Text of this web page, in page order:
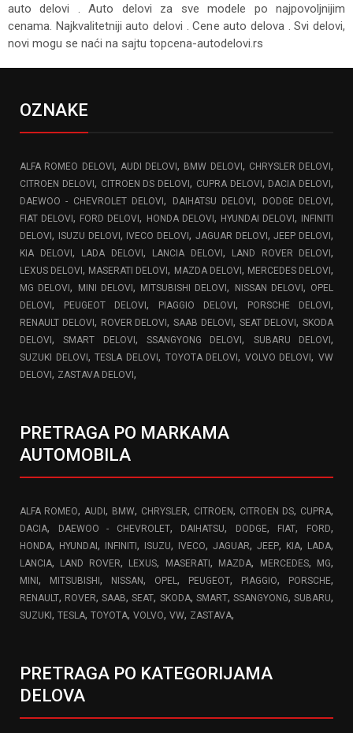
auto delovi . Auto delovi za sve modele po najpovoljnijim
cenama. Najkvalitetniji auto delovi . Cene auto delova . Svi delovi,
novi mogu se naći na sajtu topcena-autodelovi.rs
OZNAKE
ALFA ROMEO DELOVI, AUDI DELOVI, BMW DELOVI, CHRYSLER DELOVI,
CITROEN DELOVI, CITROEN DS DELOVI, CUPRA DELOVI, DACIA DELOVI,
DAEWOO - CHEVROLET DELOVI, DAIHATSU DELOVI, DODGE DELOVI,
FIAT DELOVI, FORD DELOVI, HONDA DELOVI, HYUNDAI DELOVI, INFINITI
DELOVI, ISUZU DELOVI, IVECO DELOVI, JAGUAR DELOVI,JEEP DELOVI,
KIA DELOVI, LADA DELOVI, LANCIA DELOVI, LAND ROVER DELOVI,
LEXUS DELOVI, MASERATI DELOVI, MAZDA DELOVI, MERCEDES DELOVI,
MG DELOVI, MINI DELOVI, MITSUBISHI DELOVI, NISSAN DELOVI, OPEL
DELOVI, PEUGEOT DELOVI, PIAGGIO DELOVI, PORSCHE DELOVI,
RENAULT DELOVI, ROVER DELOVI, SAAB DELOVI, SEAT DELOVI, SKODA
DELOVI,SMART DELOVI,SSANGYONG DELOVI, SUBARU DELOVI,
SUZUKI DELOVI,TESLA DELOVI, TOYOTA DELOVI, VOLVO DELOVI, VW
DELOVI, ZASTAVA DELOVI,
PRETRAGA PO MARKAMA
AUTOMOBILA
ALFA ROMEO, AUDI, BMW, CHRYSLER, CITROEN, CITROEN DS, CUPRA,
DACIA, DAEWOO - CHEVROLET, DAIHATSU, DODGE, FIAT, FORD,
HONDA, HYUNDAI, INFINITI, ISUZU, IVECO, JAGUAR, JEEP, KIA, LADA,
LANCIA, LAND ROVER, LEXUS, MASERATI, MAZDA, MERCEDES, MG,
MINI, MITSUBISHI, NISSAN, OPEL, PEUGEOT, PIAGGIO, PORSCHE,
RENAULT, ROVER,SAAB,SEAT, SKODA, SMART, SSANGYONG,SUBARU,
SUZUKI, TESLA, TOYOTA, VOLVO, VW, ZASTAVA,
PRETRAGA PO KATEGORIJAMA
DELOVA